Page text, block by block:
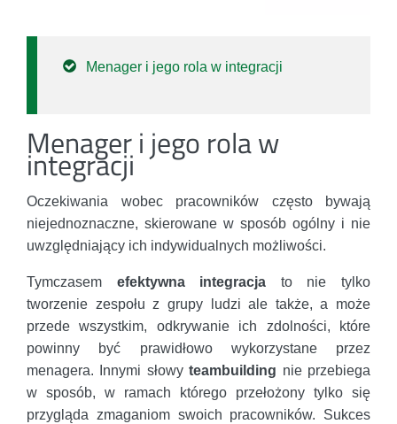
Menager i jego rola w integracji
Menager i jego rola w
integracji
Oczekiwania wobec pracowników często bywają
niejednoznaczne, skierowane w sposób ogólny i nie
uwzględniający ich indywidualnych możliwości.
Tymczasem efektywna integracja to nie tylko
tworzenie zespołu z grupy ludzi ale także, a może
przede wszystkim, odkrywanie ich zdolności, które
powinny być prawidłowo wykorzystane przez
menagera. Innymi słowyteambuilding nie przebiega
w sposób, w ramach którego przełożony tylko się
przygląda zmaganiom swoich pracowników. Sukces